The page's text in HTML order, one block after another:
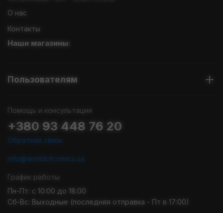
О нас
Контакты
Наши магазины:
Пользователям
Помощь и консультация
+380 93 448 76 20
Обратная связь
info@worldofcomics.ua
График работы
Пн-Пт: с 10:00 до 18:00
Сб-Вс: Выходные (последняя отправка - Пт в 17:00)